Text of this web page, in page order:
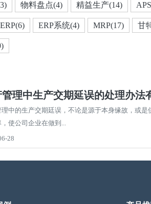
物料盘点(4) 精益生产(14)
ERP(6) ERP系统(4) MRP(17) 甘
理中生产交期延误的处理办法
理中的生产交期廷误，不论是源于本身缘故，或
使公司企业在做到...
28